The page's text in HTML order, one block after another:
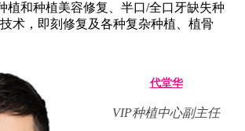
植和种植美容修复、半口/全口牙缺失种
术，即刻修复及各种复杂种植、植骨
代堂华
VIP种植中心副主任